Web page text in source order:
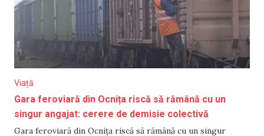
Viață
Gara feroviară din Ocnița riscă să rămână cu un
singur angajat: cerere de demisie colectivă
Gara feroviară din Ocnița riscă să rămână cu un singur